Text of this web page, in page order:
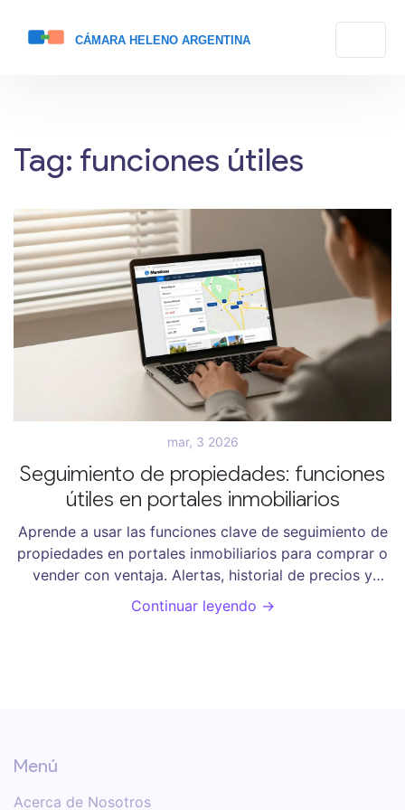
Tag: funciones útiles
mar, 3 2026
Seguimiento de propiedades: funciones
útiles en portales inmobiliarios
Aprende a usar las funciones clave de seguimiento de
propiedades en portales inmobiliarios para comprar o
vender con ventaja. Alertas, historial de precios y
análisis de tendencias que realmente funcionan en
Argentina.
Continuar leyendo →
Menú
Acerca de Nosotros